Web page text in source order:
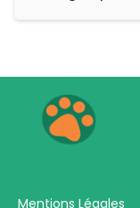
Mentions Légales